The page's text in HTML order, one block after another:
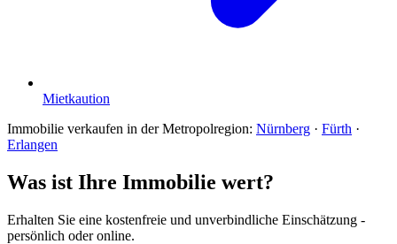
Mietkaution
Immobilie verkaufen in der Metropolregion: Nürnberg · Fürth ·
Erlangen
Was ist Ihre Immobilie wert?
Erhalten Sie eine kostenfreie und unverbindliche Einschätzung -
persönlich oder online.